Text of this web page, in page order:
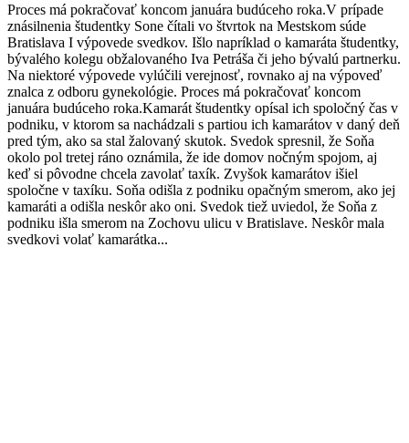
Proces má pokračovať koncom januára budúceho roka.V prípade
znásilnenia študentky Sone čítali vo štvrtok na Mestskom súde
Bratislava I výpovede svedkov. Išlo napríklad o kamaráta študentky,
bývalého kolegu obžalovaného Iva Petráša či jeho bývalú partnerku.
Na niektoré výpovede vylúčili verejnosť, rovnako aj na výpoveď
znalca z odboru gynekológie. Proces má pokračovať koncom
januára budúceho roka.Kamarát študentky opísal ich spoločný čas v
podniku, v ktorom sa nachádzali s partiou ich kamarátov v daný deň
pred tým, ako sa stal žalovaný skutok. Svedok spresnil, že Soňa
okolo pol tretej ráno oznámila, že ide domov nočným spojom, aj
keď si pôvodne chcela zavolať taxík. Zvyšok kamarátov išiel
spoločne v taxíku. Soňa odišla z podniku opačným smerom, ako jej
kamaráti a odišla neskôr ako oni. Svedok tiež uviedol, že Soňa z
podniku išla smerom na Zochovu ulicu v Bratislave. Neskôr mala
svedkovi volať kamarátka...